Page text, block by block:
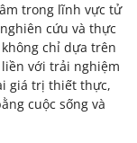
trong lĩnh vực tử
cứu và thực
chỉ dựa trên
với trải nghiệm
giá trị thiết thực,
cuộc sống và